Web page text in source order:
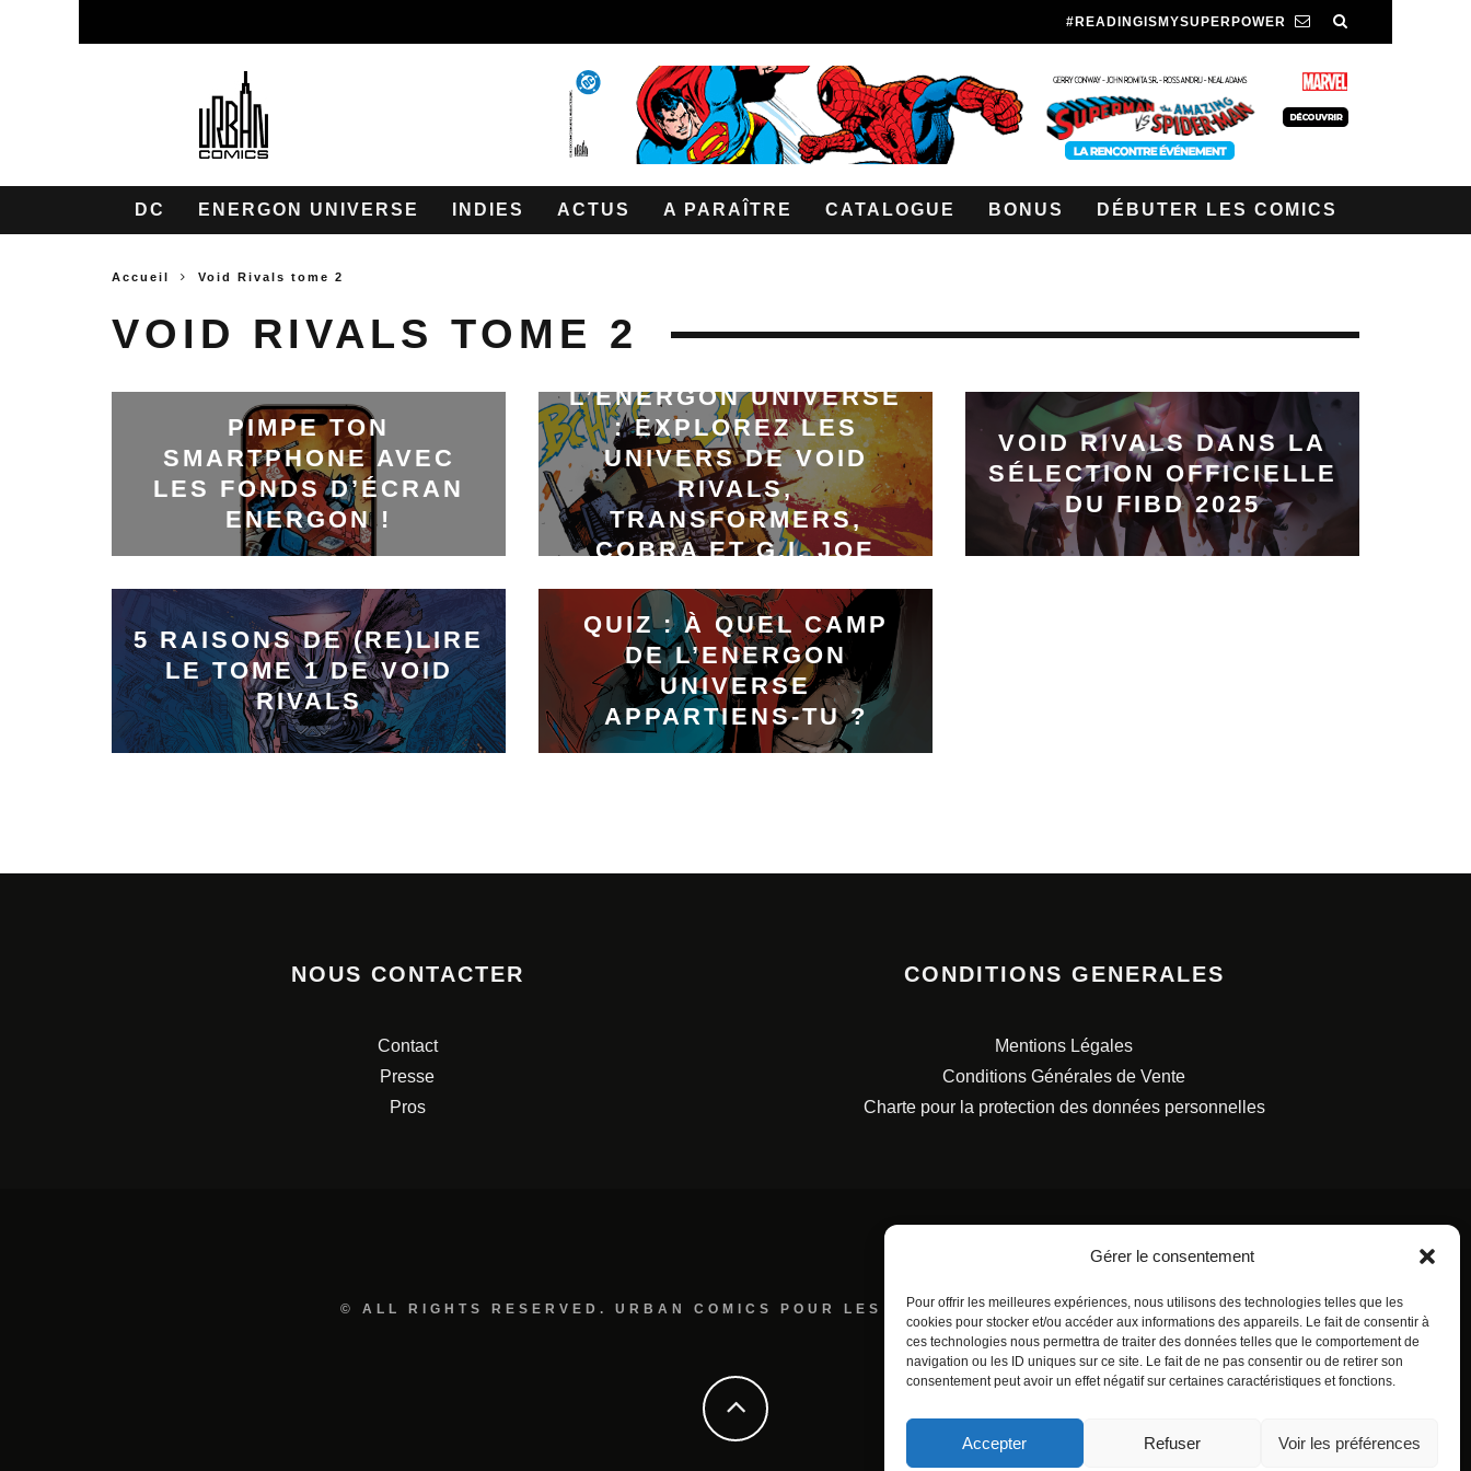
Gérer le consentement
Pour offrir les meilleures expériences, nous utilisons des technologies telles que les
cookies pour stocker et/ou accéder aux informations des appareils. Le fait de consentir à
ces technologies nous permettra de traiter des données telles que le comportement de
navigation ou les ID uniques sur ce site. Le fait de ne pas consentir ou de retirer son
consentement peut avoir un effet négatif sur certaines caractéristiques et fonctions.
Accepter Refuser Voir les préférences
#READINGISMYSUPERPOWER
DC ENERGON UNIVERSE INDIES ACTUS A PARAÎTRE CATALOGUE BONUS DÉBUTER LES COMICS
Accueil Void Rivals tome 2
VOID RIVALS TOME 2
PIMPE TON
SMARTPHONE AVEC
LES FONDS D’ÉCRAN
ENERGON !
L’ENERGON UNIVERSE
: EXPLOREZ LES
UNIVERS DE VOID
RIVALS,
TRANSFORMERS,
COBRA ET G.I. JOE
VOID RIVALS DANS LA
SÉLECTION OFFICIELLE
DU FIBD 2025
5 RAISONS DE (RE)LIRE
LE TOME 1 DE VOID
RIVALS
QUIZ : À QUEL CAMP
DE L’ENERGON
UNIVERSE
APPARTIENS-TU ?
NOUS CONTACTER
Contact
Presse
Pros
CONDITIONS GENERALES
Mentions Légales
Conditions Générales de Vente
Charte pour la protection des données personnelles
© ALL RIGHTS RESERVED. URBAN COMICS POUR LES ÉDITIONS FRANÇAISES.